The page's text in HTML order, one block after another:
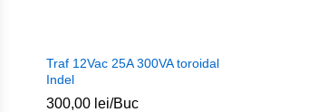
Traf 12Vac 25A 300VA toroidal
Indel
300,00 lei/Buc